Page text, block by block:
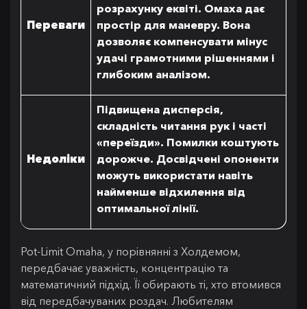
Переваги
розрахунку еквіті. Омаха дає
простір для маневру. Вона
дозволяє компенсувати мінус
удачі грамотними рішеннями і
глибоким аналізом.
Недоліки
Підвищена дисперсія,
складність читання рук і часті
«переїзди». Помилки коштують
дорожче. Досвідчені опоненти
можуть використати навіть
найменше відхилення від
оптимальної лінії.
Pot-Limit Omaha, у порівнянні з Холдемом,
передбачає уважність, концентрацію та
математичний підхід. Її обирають ті, хто втомився
від передбачуваних роздач. Любителям